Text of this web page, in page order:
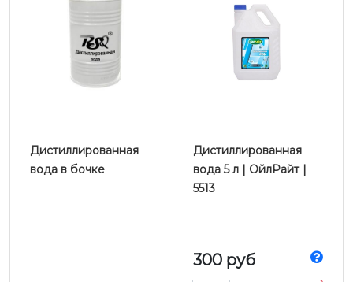
Дистиллированная
вода в бочке
Дистиллированная
вода 5 л | ОйлРайт |
5513
300 руб